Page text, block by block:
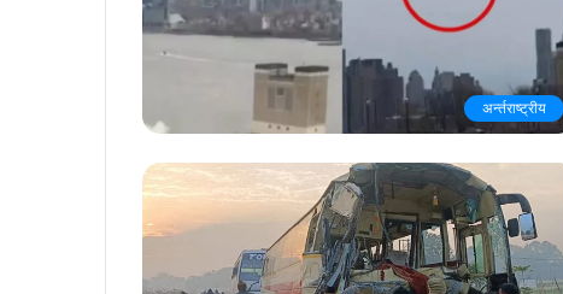
अर्न्तराष्ट्रीय